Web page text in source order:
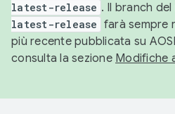
latest-release . Il branch
latest-release farà sempre
più recente pubblicata su
consulta la sezione Modifiche